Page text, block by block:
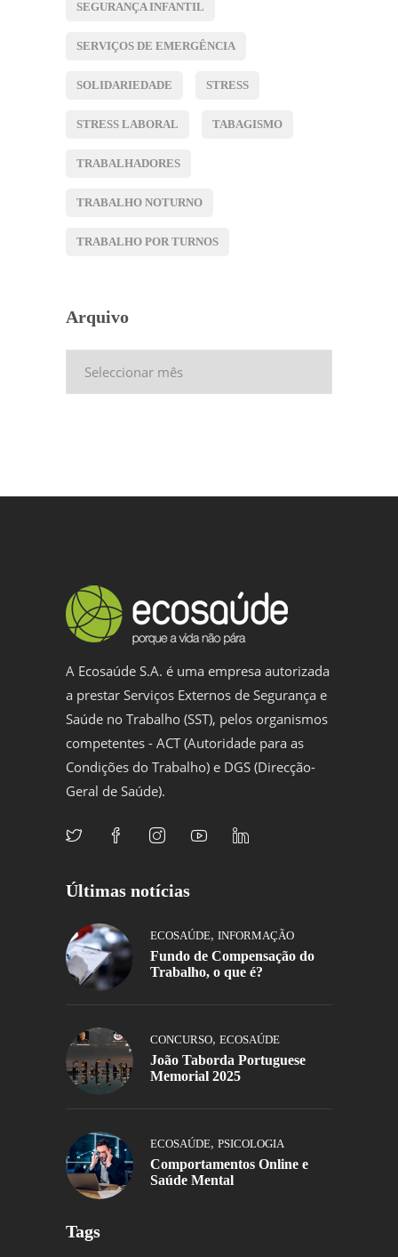
SEGURANÇA INFANTIL
SERVIÇOS DE EMERGÊNCIA
SOLIDARIEDADE STRESS
STRESS LABORAL TABAGISMO
TRABALHADORES
TRABALHO NOTURNO
TRABALHO POR TURNOS
Arquivo
A Ecosaúde S.A. é uma empresa autorizada
a prestar Serviços Externos de Segurança e
Saúde no Trabalho (SST), pelos organismos
competentes - ACT (Autoridade para as
Condições do Trabalho) e DGS (Direcção-
Geral de Saúde).
Últimas notícias
ECOSAÚDE, INFORMAÇÃO
Fundo de Compensação do
Trabalho, o que é?
CONCURSO, ECOSAÚDE
João Taborda Portuguese
Memorial 2025
ECOSAÚDE, PSICOLOGIA
Comportamentos Online e
Saúde Mental
Tags